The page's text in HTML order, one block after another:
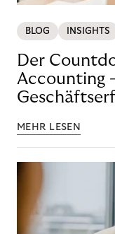
BLOG INSIGHTS
Der
Accounting
MEHR LESEN